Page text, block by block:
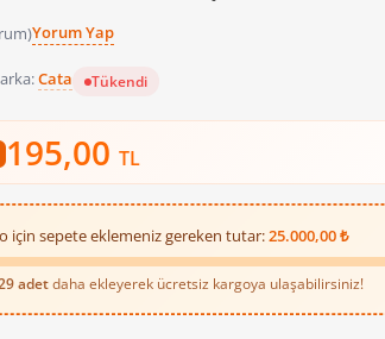
Yorum Yap
Cata Tükendi
195,00TL
için sepete eklemeniz gereken tutar:25.000,00 ₺
adetdaha ekleyerek ücretsiz kargoya ulaşabilirsiniz!